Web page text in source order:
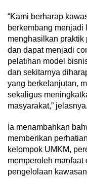
“Kami berharap
berkembang menjadi
menghasilkan
dan dapat menjadi
pelatihan model
dan sekitarnya
yang berkelanjutan,
sekaligus
masyarakat,” jelasnya.
Ia menambahkan
memberikan
kelompok UMKM,
memperoleh
pengelolaan